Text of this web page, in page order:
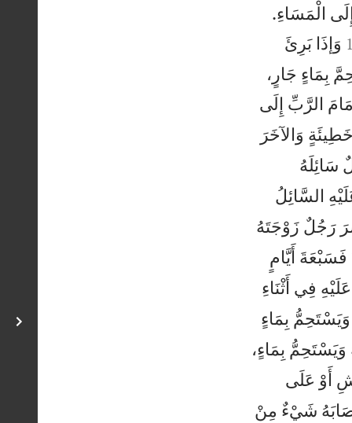
الْمَسَاءِ.
وَإذَا بَرِئَ
بِمَاءٍ جَارٍ،
الرَّبِّ إِلَى
وَالآخَرَ
سَائِلَهُ
السَّائِلُ
رَجُلٌ زَوْجَتَهُ
أَيَّامٍ
فِي أَثْنَاءِ
بِمَاءٍ
بِمَاءٍ،
أَوْ عَلَى
شَيْءٌ مِنْ